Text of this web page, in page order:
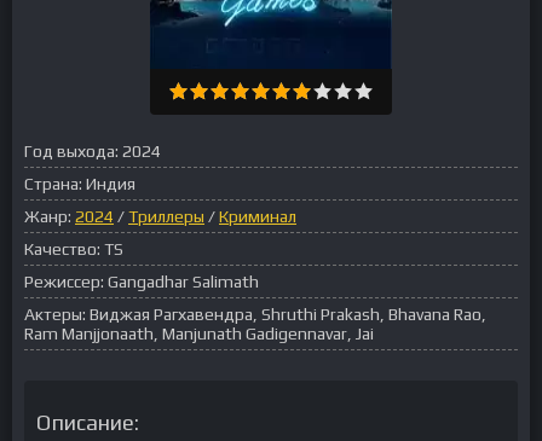
Год выхода: 2024
Страна: Индия
Жанр: 2024 /Триллеры /Криминал
Качество: TS
Режиссер: Gangadhar Salimath
Актеры: Виджая Рагхавендра, Shruthi Prakash, Bhavana Rao,
Ram Manjjonaath, Manjunath Gadigennavar, Jai
Описание: